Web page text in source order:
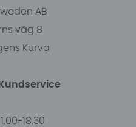
AB
väg 8
Kurva
18.30